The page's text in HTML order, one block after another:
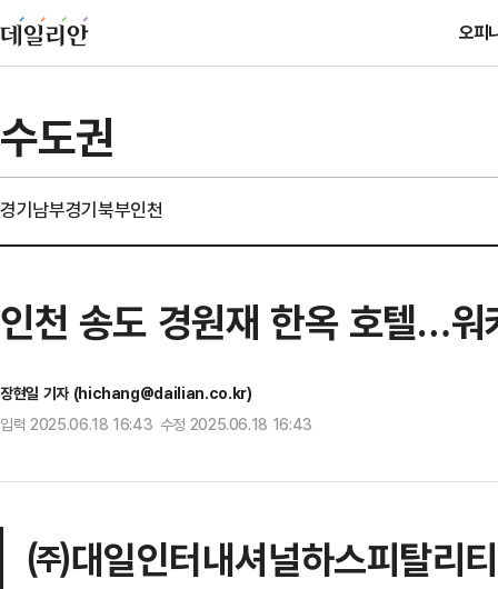
오피
수도권
경기남부경기북부인천
인천 송도 경원재 한옥 호텔…워
장현일 기자 (hichang@dailian.co.kr)
입력 2025.06.18 16:43 수정 2025.06.18 16:43
㈜대일인터내셔널하스피탈